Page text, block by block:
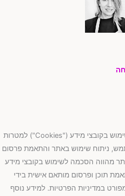
לידיעתך, באתר זה אנו עושים שימוש בקובצי מידע ("Cookies") למטרות
ניתוח שימוש באתר והתאמת פרסום
מהווה הסכמה לשימוש בקובצי מידע
תוכן ופרסום מותאם אישית בידי
במדיניות הפרטיות. למידע נוסף